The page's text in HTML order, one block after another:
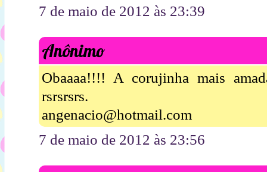
7 de maio de 2012 às 23:39
Anônimo
Obaaaa!!!! A corujinha mais
rsrsrsrs.
angenacio@hotmail.com
7 de maio de 2012 às 23:56